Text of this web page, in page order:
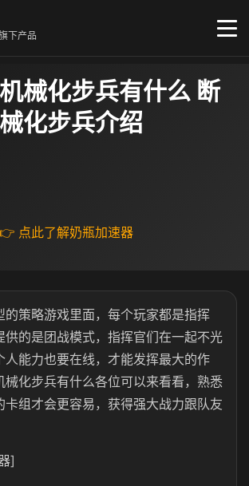
下产品
械化步兵有什么 断
化步兵介绍
👉 点此了解奶瓶加速器
的策略游戏里面，每个玩家都是指挥
供的是团战模式，指挥官们在一起不光
人能力也要在线，才能发挥最大的作
械化步兵有什么各位可以来看看，熟悉
卡组才会更容易，获得强大战力跟队友
]